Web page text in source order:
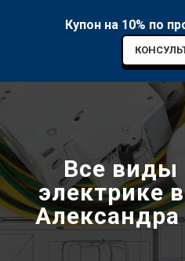
Купон на 10% по
Все виды
электрике